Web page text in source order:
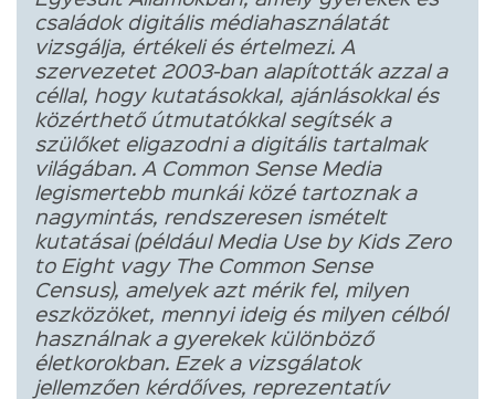
családok digitális médiahasználatát
vizsgálja, értékeli és értelmezi. A
szervezetet 2003-ban alapították azzal a
céllal, hogy kutatásokkal, ajánlásokkal és
közérthető útmutatókkal segítsék a
szülőket eligazodni a digitális tartalmak
világában. A Common Sense Media
legismertebb munkái közé tartoznak a
nagymintás, rendszeresen ismételt
kutatásai (például Media Use by Kids Zero
to Eight vagy The Common Sense
Census), amelyek azt mérik fel, milyen
eszközöket, mennyi ideig és milyen célból
használnak a gyerekek különböző
életkorokban. Ezek a vizsgálatok
jellemzően kérdőíves, reprezentatív